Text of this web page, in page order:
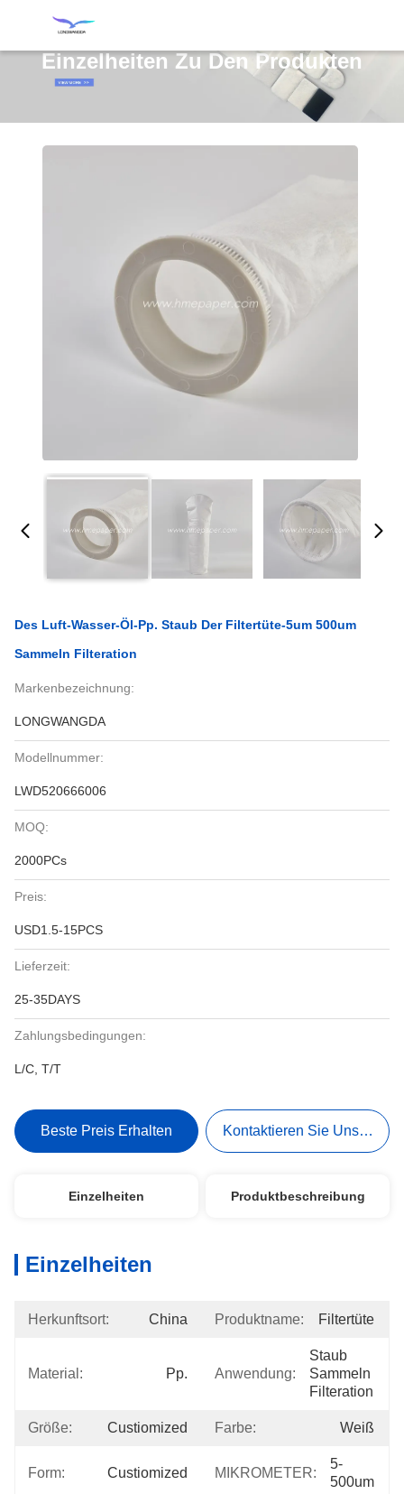
Einzelheiten Zu Den Produkten
Des Luft-Wasser-Öl-Pp. Staub Der Filtertüte-5um 500um
Sammeln Filteration
Markenbezeichnung:
LONGWANGDA
Modellnummer:
LWD520666006
MOQ:
2000PCs
Preis:
USD1.5-15PCS
Lieferzeit:
25-35DAYS
Zahlungsbedingungen:
L/C, T/T
Beste Preis Erhalten Kontaktieren Sie Uns Jetzt
Einzelheiten Produktbeschreibung
Einzelheiten
Herkunftsort: China Produktname: Filtertüte
Material: Pp. Anwendung:
Staub
Sammeln
Filteration
Größe: Custiomized Farbe: Weiß
Form: Custiomized MIKROMETER:
5-
500um